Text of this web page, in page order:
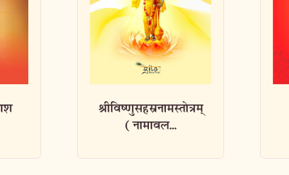
रामरक्षास्तोत्रम्